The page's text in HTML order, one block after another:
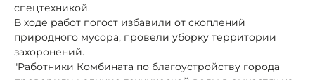
спецтехникой.
В ходе работ погост избавили от скоплений
природного мусора, провели уборку территории
захоронений.
"Работники Комбината по благоустройству города